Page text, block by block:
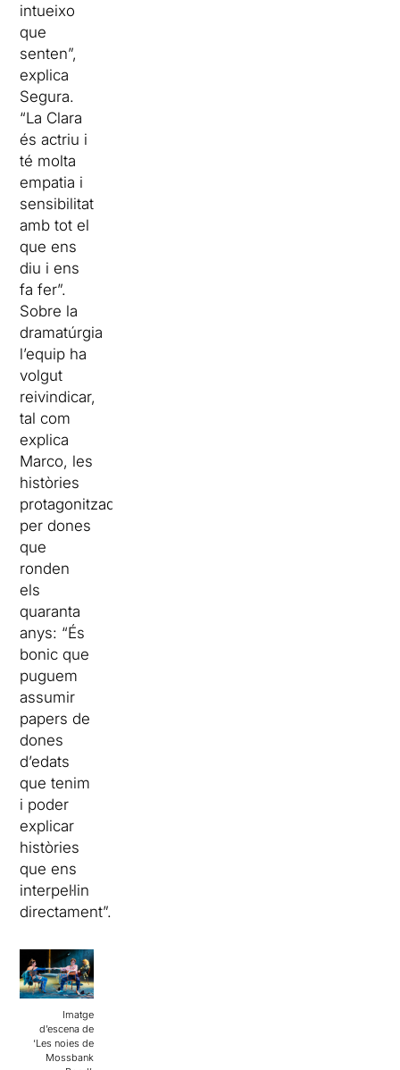
intueixo
que
senten”,
explica
Segura.
“La Clara
és actriu i
té molta
empatia i
sensibilitat
amb tot el
que ens
diu i ens
fa fer”.
Sobre la
dramatúrgia
l’equip ha
volgut
reivindicar,
tal com
explica
Marco, les
històries
protagonitzades
per dones
que
ronden
els
quaranta
anys: “És
bonic que
puguem
assumir
papers de
dones
d’edats
que tenim
i poder
explicar
històries
que ens
interpel·lin
directament”.
Imatge
d’escena de
‘Les noies de
Mossbank